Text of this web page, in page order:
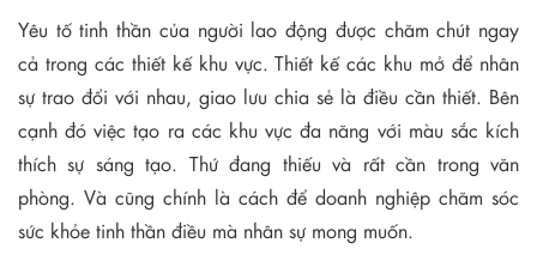
Yêu tố tinh thần của người lao động được chăm chút ngay
cả trong các thiết kế khu vực. Thiết kế các khu mở để nhân
sự trao đổi với nhau, giao lưu chia sẻ là điều cần thiết. Bên
cạnh đó việc tạo ra các khu vực đa năng với màu sắc kích
thích sự sáng tạo. Thứ đang thiếu và rất cần trong văn
phòng. Và cũng chính là cách để doanh nghiệp chăm sóc
sức khỏe tinh thần điều mà nhân sự mong muốn.